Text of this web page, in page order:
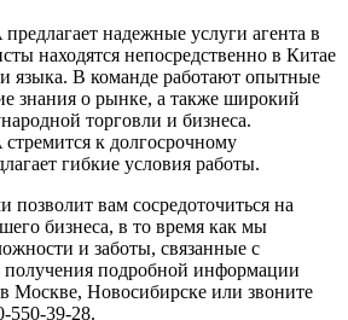
надежные услуги агента в
находятся непосредственно в Китае
языка. В команде работают опытные
знания о рынке, а также широкий
торговли и бизнеса.
к долгосрочному
гибкие условия работы.
позволит вам сосредоточиться на
бизнеса, в то время как мы
и заботы, связанные с
подробной информации
Москве, Новосибирске или звоните
550-39-28.